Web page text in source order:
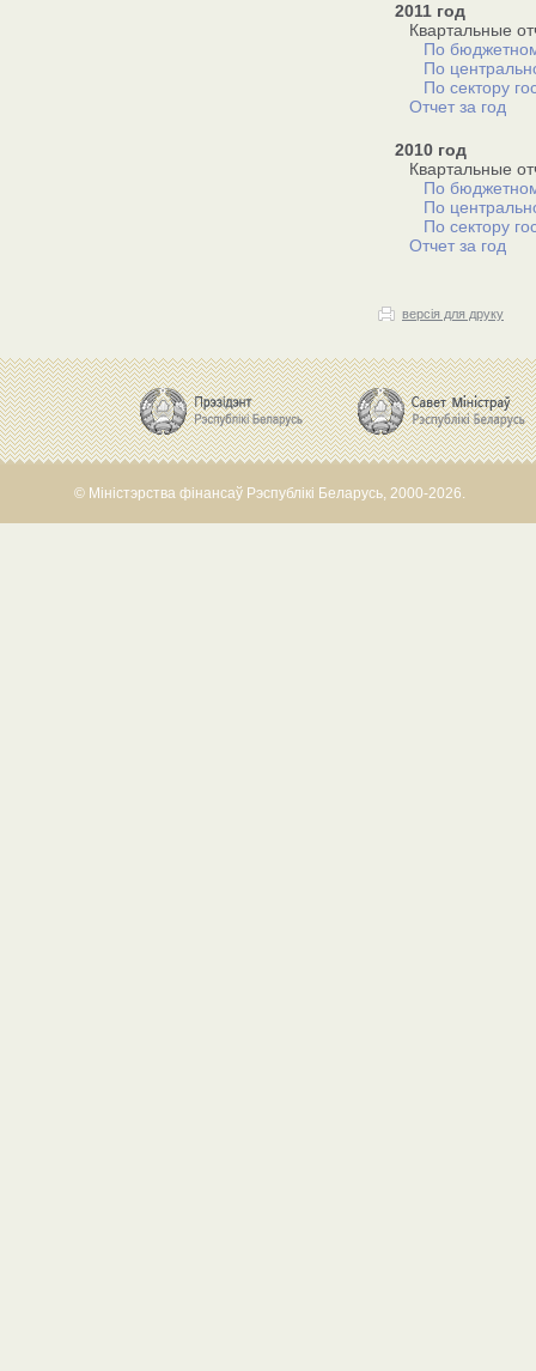
2011 год
Квартальные
По
По
По сектору
Отчет за год
2010 год
Квартальные
По
По
По сектору
Отчет за год
версія для друку
© Міністэрства фінансаў Рэспублікі Беларусь, 2000-2026.